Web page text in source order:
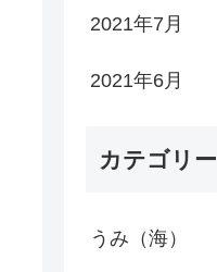
2021年7月
2021年6月
カテゴリー
うみ（海）